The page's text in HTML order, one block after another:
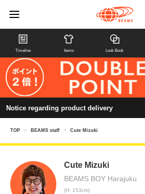
Timeline Items Look Book
Notice regarding product delivery
TOP > BEAMS staff > Cute Mizuki
Cute Mizuki
BEAMS BOY Harajuku
(H: 153cm)